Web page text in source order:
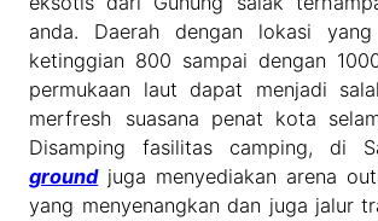
anda. Daerah dengan lokasi
ketinggian 800 sampai dengan
permukaan laut dapat menjadi
merfresh suasana penat kota
Disamping fasilitas camping, di
groundjuga menyediakan arena
yang menyenangkan dan juga jalur